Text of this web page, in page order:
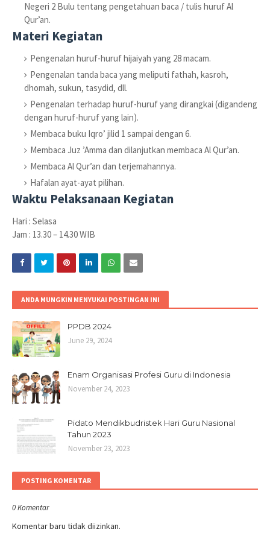
Negeri 2 Bulu tentang pengetahuan baca / tulis huruf Al
Qur’an.
Materi Kegiatan
Pengenalan huruf-huruf hijaiyah yang 28 macam.
Pengenalan tanda baca yang meliputi fathah, kasroh,
dhomah, sukun, tasydid, dll.
Pengenalan terhadap huruf-huruf yang dirangkai (digandeng
dengan huruf-huruf yang lain).
Membaca buku Iqro’ jilid 1 sampai dengan 6.
Membaca Juz ’Amma dan dilanjutkan membaca Al Qur’an.
Membaca Al Qur’an dan terjemahannya.
Hafalan ayat-ayat pilihan.
Waktu Pelaksanaan Kegiatan
Hari : Selasa
Jam : 13.30 – 14.30 WIB
ANDA MUNGKIN MENYUKAI POSTINGAN INI
PPDB 2024
June 29, 2024
Enam Organisasi Profesi Guru di Indonesia
November 24, 2023
Pidato Mendikbudristek Hari Guru Nasional
Tahun 2023
November 23, 2023
POSTING KOMENTAR
0 Komentar
Komentar baru tidak diizinkan.